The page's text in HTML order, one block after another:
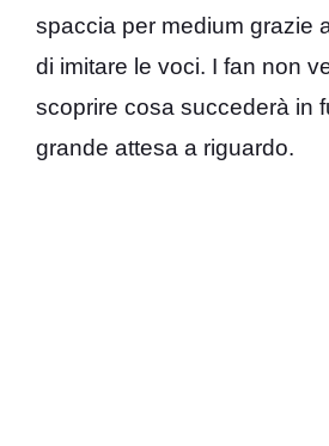
spaccia per medium grazie
di imitare le voci. I fan non
scoprire cosa succederà in
grande attesa a riguardo.